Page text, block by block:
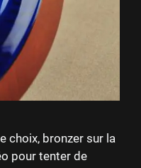
choix, bronzer sur la
pour tenter de